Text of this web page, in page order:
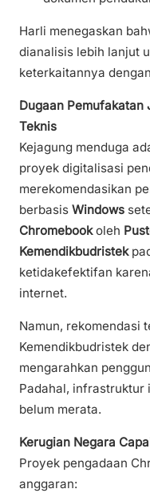
Harli menegaskan
dianalisis lebih lanjut
keterkaitannya
Dugaan Pemufakatan
Teknis
Kejagung menduga
proyek digitalisasi
merekomendasikan
berbasis Windows
Chromebookoleh
Kemendikbudristek
ketidakefektifan
internet.
Namun, rekomendasi
Kemendikbudristek
mengarahkan
Padahal, infrastruktur
belum merata.
Kerugian Negara
Proyek pengadaan
anggaran: